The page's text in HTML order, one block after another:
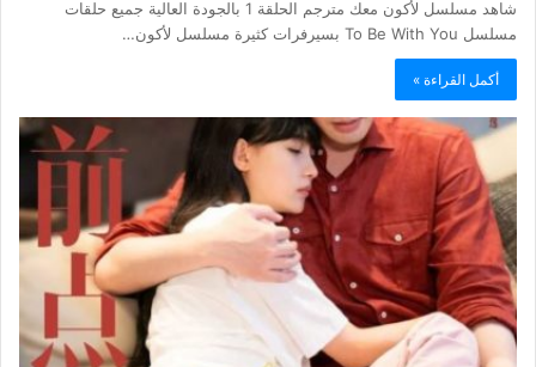
شاهد مسلسل لأكون معك مترجم الحلقة 1 بالجودة العالية جميع حلقات
مسلسل To Be With You بسيرفرات كثيرة مسلسل لأكون…
أكمل القراءة »